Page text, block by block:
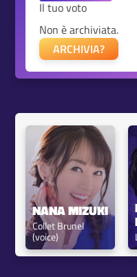
Il tuo voto
Non è archiviata.
ARCHIVIA?
NANA MIZUKI
Collet Brunel
(voice)